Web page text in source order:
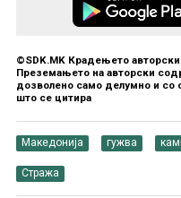
©SDK.MK Крадењето
Преземањето на авторски
дозволено само делумно и со
што се цитира
Македонија гужва
Стража